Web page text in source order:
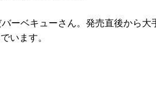
ーベキューさん。発売直後から
います。